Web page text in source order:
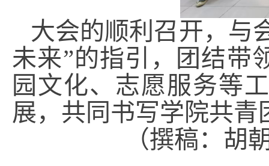
大会的顺利召开，与
未来”的指引，团结带
园文化、志愿服务等
展，共同书写学院共
（撰稿：